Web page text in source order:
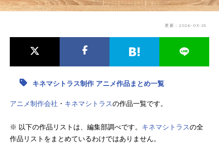
今期アニメ曜日別一覧
秋アニメ 冬アニメ
男性声優/女性声優一覧
FOLLOW US
更新：2026-03-25
キネマシトラス制作 アニメ作品まとめ一覧
アニメ制作会社 ・ キネマシトラスの作品一覧です。
※ 以下の作品リストは、編集部調べです。 キネマシトラスの全
作品リストをまとめているわけではありません。